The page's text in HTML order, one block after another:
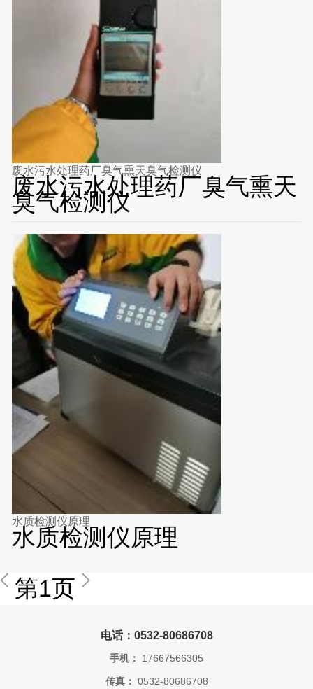
废水污水处理药厂臭气熏天臭气检测仪
废水污水处理药厂臭气熏天
臭气检测仪
水质检测仪原理
水质检测仪原理
第1页
电话：0532-80686708
手机： 17667566305
传真： 0532-80686708